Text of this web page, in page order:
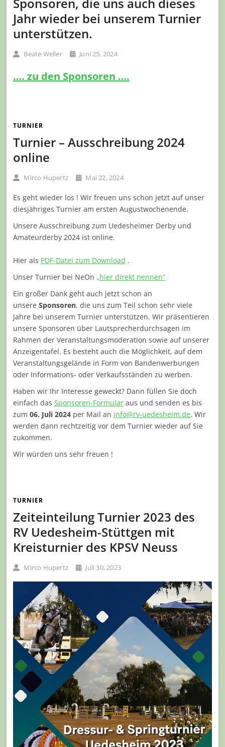
Jahr wieder bei unserem Turnier
unterstützen.
Beate Weller Juni 25, 2024
…. zu den Sponsoren ….
TURNIER
Turnier – Ausschreibung 2024
online
Mirco Hupertz Mai 22, 2024
Es geht wieder los ! Wir freuen uns schon jetzt auf unser
diesjähriges Turnier am ersten Augustwochenende.
Unsere Ausschreibung zum Uedesheimer Derby und
Amateurderby 2024 ist online.
Hier als PDF-Datei zum Download .
Unser Turnier bei NeOn„hier direkt nennen“
Ein großer Dank geht auch jetzt schon an
unsereSponsoren, die uns zum Teil schon sehr viele
Jahre bei unserem Turnier unterstützen. Wir präsentieren
unsere Sponsoren über Lautsprecherdurchsagen im
Rahmen der Veranstaltungsmoderation sowie auf unserer
Anzeigentafel. Es besteht auch die Möglichkeit, auf dem
Veranstaltungsgelände in Form von Bandenwerbungen
oder Informations- oder Verkaufsständen zu werben.
Haben wir Ihr Interesse geweckt? Dann füllen Sie doch
einfach dasSponsoren-Formular aus und senden es bis
zum06. Juli 2024 per Mail an info@rv-uedesheim.de. Wir
werden dann rechtzeitig vor dem Turnier wieder auf Sie
zukommen.
Wir würden uns sehr freuen !
TURNIER
Zeiteinteilung Turnier 2023 des
RV Uedesheim-Stüttgen mit
Kreisturnier des KPSV Neuss
Mirco Hupertz Juli 30, 2023